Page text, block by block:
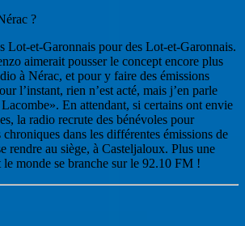
?
Lot-et-Garonnais pour des Lot-et-Garonnais.
aimerait pousser le concept encore plus
à Nérac, et pour y faire des émissions
l’instant, rien n’est acté, mais j’en parle
En attendant, si certains ont envie
la radio recrute des bénévoles pour
dans les différentes émissions de
rendre au siège, à Casteljaloux. Plus une
le monde se branche sur le 92.10 FM !